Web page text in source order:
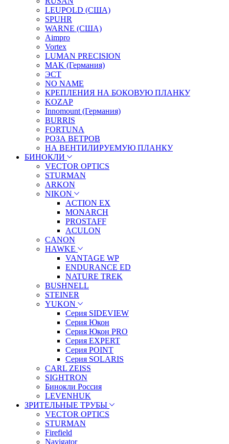
LEUPOLD (США)
SPUHR
WARNE (США)
Aimpro
Vortex
LUMAN PRECISION
MAK (Германия)
ЭСТ
NO NAME
КРЕПЛЕНИЯ НА БОКОВУЮ ПЛАНКУ
KOZAP
Innomount (Германия)
BURRIS
FORTUNA
РОЗА ВЕТРОВ
НА ВЕНТИЛИРУЕМУЮ ПЛАНКУ
БИНОКЛИ
VECTOR OPTICS
STURMAN
ARKON
NIKON
ACTION EX
MONARCH
PROSTAFF
ACULON
CANON
HAWKE
VANTAGE WP
ENDURANCE ED
NATURE TREK
BUSHNELL
STEINER
YUKON
Серия SIDEVIEW
Серия Юкон
Серия Юкон PRO
Серия EXPERT
Серия POINT
Серия SOLARIS
CARL ZEISS
SIGHTRON
Бинокли Россия
LEVENHUK
ЗРИТЕЛЬНЫЕ ТРУБЫ
VECTOR OPTICS
STURMAN
Firefield
Navigator